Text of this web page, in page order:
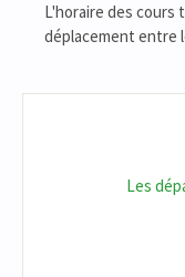
L'horaire des cours
déplacement entre
Les